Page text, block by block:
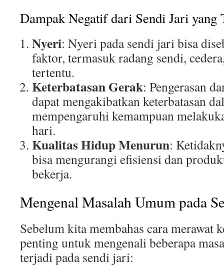
Dampak Negatif dari Sendi Jari yang
Nyeri: Nyeri pada sendi jari bisa
faktor, termasuk radang sendi,
tertentu.
Keterbatasan Gerak: Pengerasan
dapat mengakibatkan keterbatasan
mempengaruhi kemampuan
hari.
Kualitas Hidup Menurun:
bisa mengurangi efisiensi dan
bekerja.
Mengenal Masalah Umum pada
Sebelum kita membahas cara merawat
penting untuk mengenali beberapa
terjadi pada sendi jari: